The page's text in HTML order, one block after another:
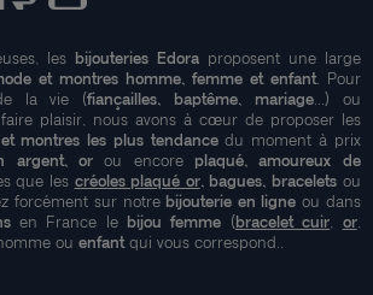
les bijouteries Edoraproposent une large
et montres homme, femme et enfant. Pour
la vie (fiançailles, baptême, mariage...) ou
plaisir, nous avons à cœur de proposer les
montres les plus tendancedu moment à prix
argent, orou encore plaqué, amoureux de
que les créoles plaqué or, bagues, braceletsou
forcément sur notre bijouterie en ligne ou dans
en France le bijou femme (bracelet cuir or,
ou enfantqui vous correspond..